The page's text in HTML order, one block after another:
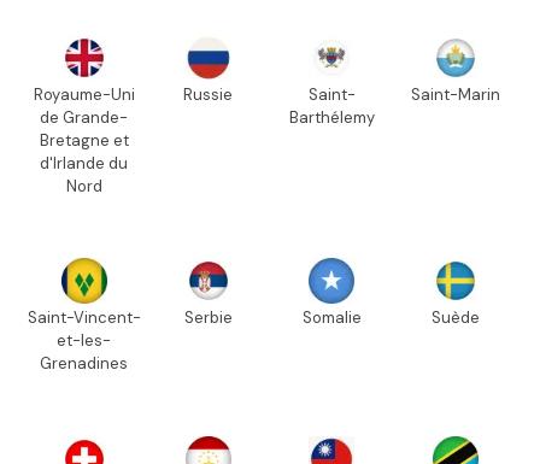
Royaume-Uni
de Grande-
Bretagne et
d'Irlande du
Nord
Russie
Saint-
Barthélemy
Saint-Marin
Saint-Vincent-
et-les-
Grenadines
Serbie Somalie Suède